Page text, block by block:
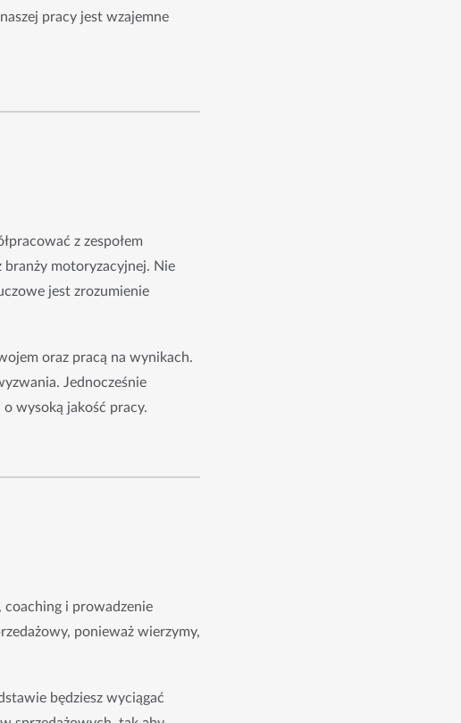
pracy jest wzajemne
z zespołem
branży motoryzacyjnej. Nie
jest zrozumienie
oraz pracą na wynikach.
Jednocześnie
wysoką jakość pracy.
coaching i prowadzenie
ponieważ wierzymy,
będziesz wyciągać